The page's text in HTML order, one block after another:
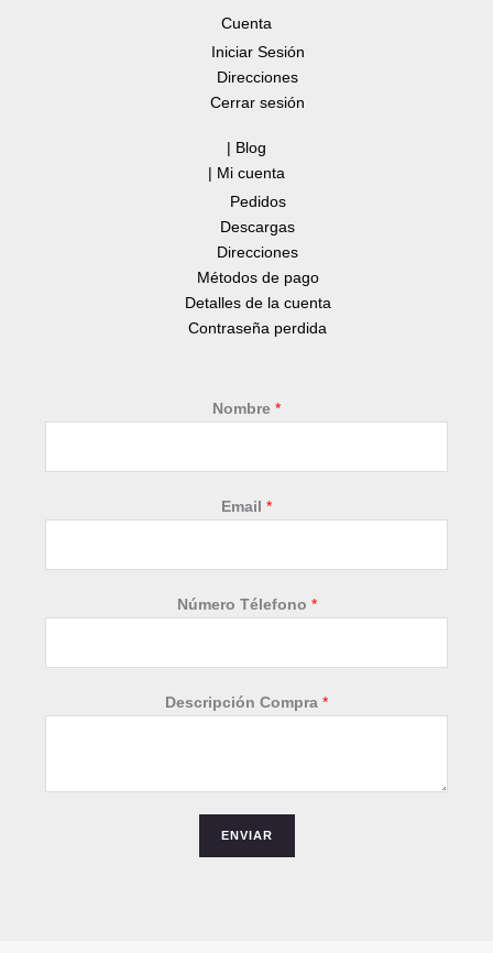
Cuenta
Iniciar Sesión
Direcciones
Cerrar sesión
| Blog
| Mi cuenta
Pedidos
Descargas
Direcciones
Métodos de pago
Detalles de la cuenta
Contraseña perdida
Nombre *
N
m
b
r
C
o
Email *
Número Télefono *
Descripción Compra *
ENVIAR